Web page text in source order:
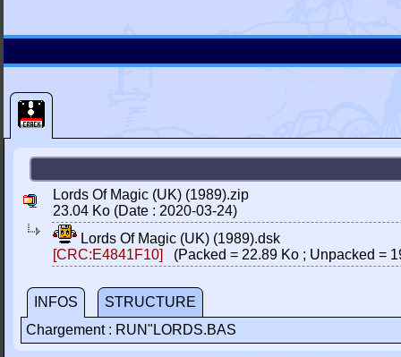
Lords Of Magic (UK) (1989).zip
23.04 Ko (Date : 2020-03-24)
Lords Of Magic (UK) (1989).dsk
[CRC:E4841F10]
(Packed = 22.89 Ko ; Unpacked =
INFOS
STRUCTURE
Chargement : RUN"LORDS.BAS